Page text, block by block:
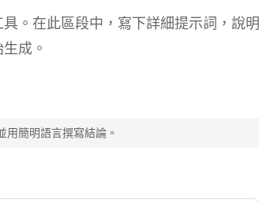
。在此區段中，寫下詳細提示詞，說明
成。
簡明語言撰寫結論。